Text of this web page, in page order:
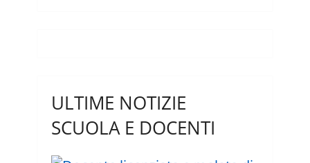
ULTIME NOTIZIE
SCUOLA E DOCENTI